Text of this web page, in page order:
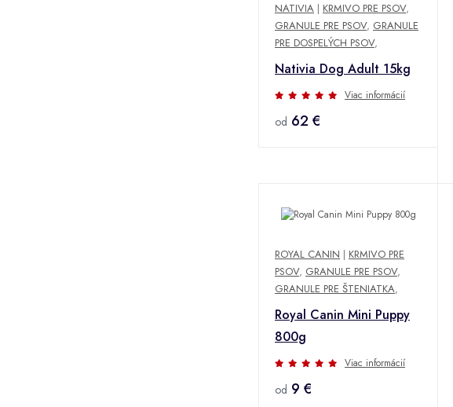
NATIVIA | KRMIVO PRE PSOV,
GRANULE PRE PSOV, GRANULE
PRE DOSPELÝCH PSOV,
Nativia Dog Adult 15kg
Viac informácií
od 62 €
ROYAL CANIN | KRMIVO PRE
PSOV, GRANULE PRE PSOV,
GRANULE PRE ŠTENIATKA,
Royal Canin Mini Puppy
800g
Viac informácií
od 9 €